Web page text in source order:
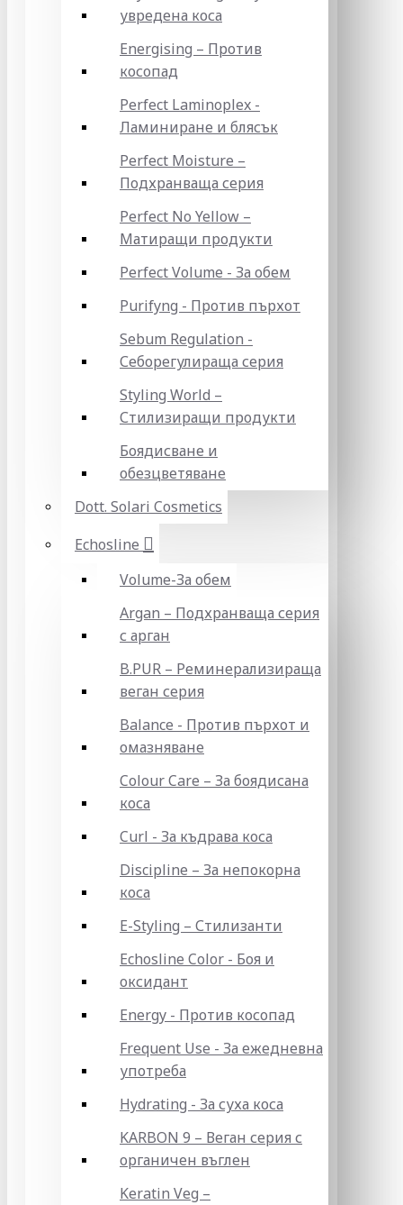
увредена коса
Energising – Против
косопад
Perfect Laminoplex -
Ламиниране и блясък
Perfect Moisture –
Подхранваща серия
Perfect No Yellow –
Матиращи продукти
Perfect Volume - За обем
Purifyng - Против пърхот
Sebum Regulation -
Себорегулираща серия
Styling World –
Стилизиращи продукти
Боядисване и
обезцветяване
Dott. Solari Cosmetics
Echosline
Volume-За обем
Argan – Подхранваща серия
с арган
B.PUR – Реминерализираща
веган серия
Balance - Против пърхот и
омазняване
Colour Care – За боядисана
коса
Curl - За къдрава коса
Discipline – За непокорна
коса
E-Styling – Стилизанти
Echosline Color - Боя и
оксидант
Energy - Против косопад
Frequent Use - За ежедневна
употреба
Hydrating - За суха коса
KARBON 9 – Веган серия с
органичен въглен
Keratin Veg –